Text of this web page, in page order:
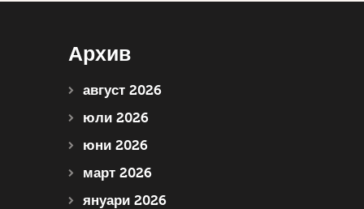
Архив
август 2026
юли 2026
юни 2026
март 2026
януари 2026